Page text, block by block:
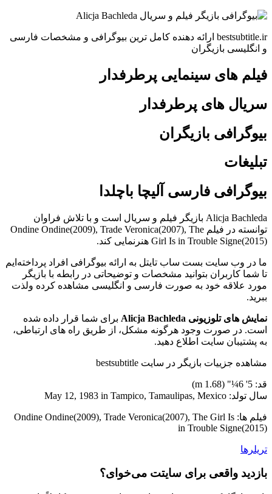
bestsubtitle.ir ارائه دهنده کامل ترین بیوگرافی و مشخصات فارسی
و انگلیسی بازیگران
فیلم های سینمایی پرطرفدار
سریال های پرطرفدار
بیوگرافی بازیگران
تبلیغات
بیوگرافی فارسی آلیچا باچلدا
Alicja Bachleda بازیگر فیلم و سریال است و با تلاش فراوان
توانسته در فیلم Ondine Ondine(2009), Trade Veronica(2007), The
Girl Is in Trouble Signe(2015) هنرنمایی کند.
ما در وب سایت بست ساب تایتل به ارائه بیوگرافی افراد پرداخته‌ایم
تا شما کاربران بتوانید مشخصات و توضیحاتی در رابطه با بازیگر
مورد علاقه خود به صورت فارسی و انگلیسی مشاهده کرده ولذت
ببرید.
نمایش های تلوزیونی Alicja Bachleda
برای شما قرار داده شده
است. در صورت وجود هرگونه مشکل، از طریق راه های ارتباطی،
به پشتیبان سایت اطلاع دهید.
مشاهده جزییات بازیگر در سایت bestsubtitle
قد: 5' 6¼" (1.68 m)
سال تولد: May 12, 1983 in Tampico, Tamaulipas, Mexico
فیلم ها: Ondine Ondine(2009), Trade Veronica(2007), The Girl Is
in Trouble Signe(2015)
تریلرها
بازدید واقعی برای سایتت می‌خوای؟